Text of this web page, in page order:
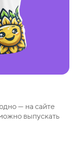
— на сайте
выпускать